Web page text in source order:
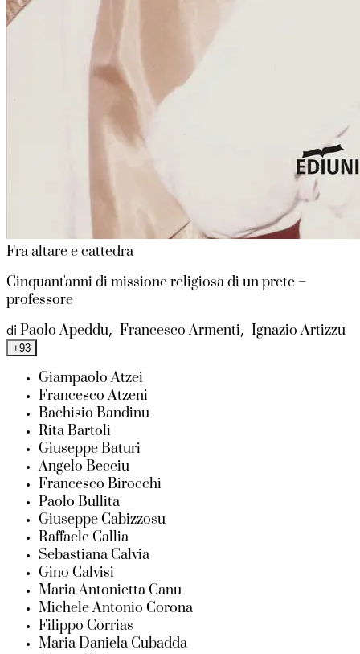
Fra altare e cattedra
Cinquant'anni di missione religiosa di un prete –
professore
di Paolo Apeddu, Francesco Armenti, Ignazio Artizzu
+93
Giampaolo Atzei
Francesco Atzeni
Bachisio Bandinu
Rita Bartoli
Giuseppe Baturi
Angelo Becciu
Francesco Birocchi
Paolo Bullita
Giuseppe Cabizzosu
Raffaele Callia
Sebastiana Calvia
Gino Calvisi
Maria Antonietta Canu
Michele Antonio Corona
Filippo Corrias
Maria Daniela Cubadda